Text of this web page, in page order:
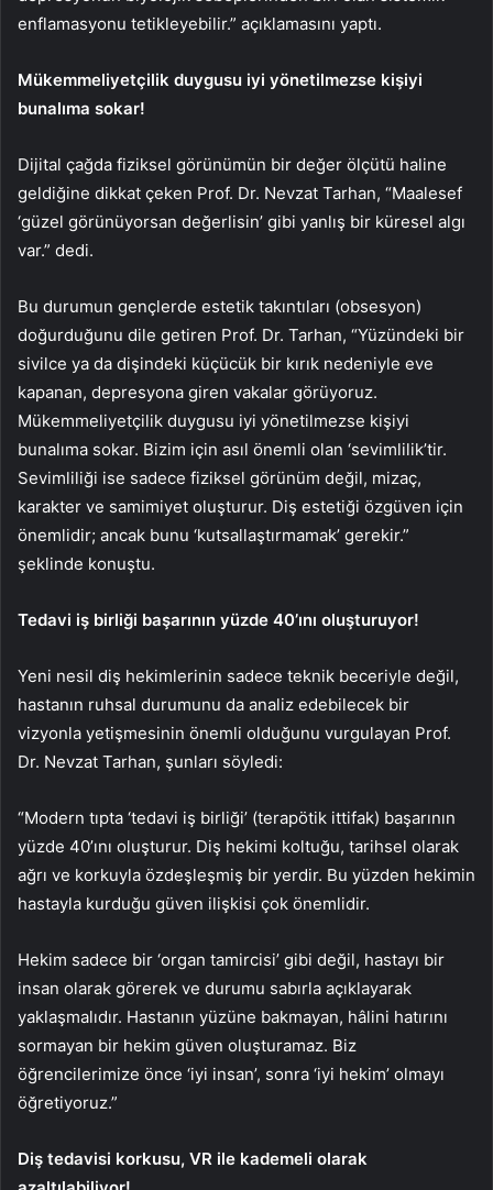
enflamasyonu tetikleyebilir.” açıklamasını yaptı.
Mükemmeliyetçilik duygusu iyi yönetilmezse kişiyi
bunalıma sokar!
Dijital çağda fiziksel görünümün bir değer ölçütü haline
geldiğine dikkat çeken Prof. Dr. Nevzat Tarhan, “Maalesef
‘güzel görünüyorsan değerlisin’ gibi yanlış bir küresel algı
var.” dedi.
Bu durumun gençlerde estetik takıntıları (obsesyon)
doğurduğunu dile getiren Prof. Dr. Tarhan, “Yüzündeki bir
sivilce ya da dişindeki küçücük bir kırık nedeniyle eve
kapanan, depresyona giren vakalar görüyoruz.
Mükemmeliyetçilik duygusu iyi yönetilmezse kişiyi
bunalıma sokar. Bizim için asıl önemli olan ‘sevimlilik’tir.
Sevimliliği ise sadece fiziksel görünüm değil, mizaç,
karakter ve samimiyet oluşturur. Diş estetiği özgüven için
önemlidir; ancak bunu ‘kutsallaştırmamak’ gerekir.”
şeklinde konuştu.
Tedavi iş birliği başarının yüzde 40’ını oluşturuyor!
Yeni nesil diş hekimlerinin sadece teknik beceriyle değil,
hastanın ruhsal durumunu da analiz edebilecek bir
vizyonla yetişmesinin önemli olduğunu vurgulayan Prof.
Dr. Nevzat Tarhan, şunları söyledi:
“Modern tıpta ‘tedavi iş birliği’ (terapötik ittifak) başarının
yüzde 40’ını oluşturur. Diş hekimi koltuğu, tarihsel olarak
ağrı ve korkuyla özdeşleşmiş bir yerdir. Bu yüzden hekimin
hastayla kurduğu güven ilişkisi çok önemlidir.
Hekim sadece bir ‘organ tamircisi’ gibi değil, hastayı bir
insan olarak görerek ve durumu sabırla açıklayarak
yaklaşmalıdır. Hastanın yüzüne bakmayan, hâlini hatırını
sormayan bir hekim güven oluşturamaz. Biz
öğrencilerimize önce ‘iyi insan’, sonra ‘iyi hekim’ olmayı
öğretiyoruz.”
Diş tedavisi korkusu, VR ile kademeli olarak